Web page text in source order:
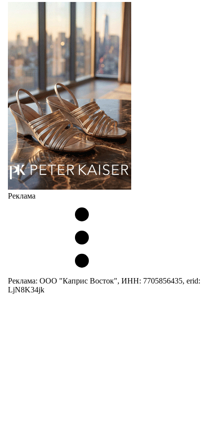
Компания BALLINA Guangzhou Lihuang Footwear
Co., Ltd., основанная в 2011 году и расположенная в
Гуанчжоу, столице моды Китая, является
профессиональной обувной компанией,
объединяющей разработку, производство и…
07.08.2026 783
Реклама
Реклама: ООО "Каприс Восток", ИНН: 7705856435, erid:
LjN8K34jk